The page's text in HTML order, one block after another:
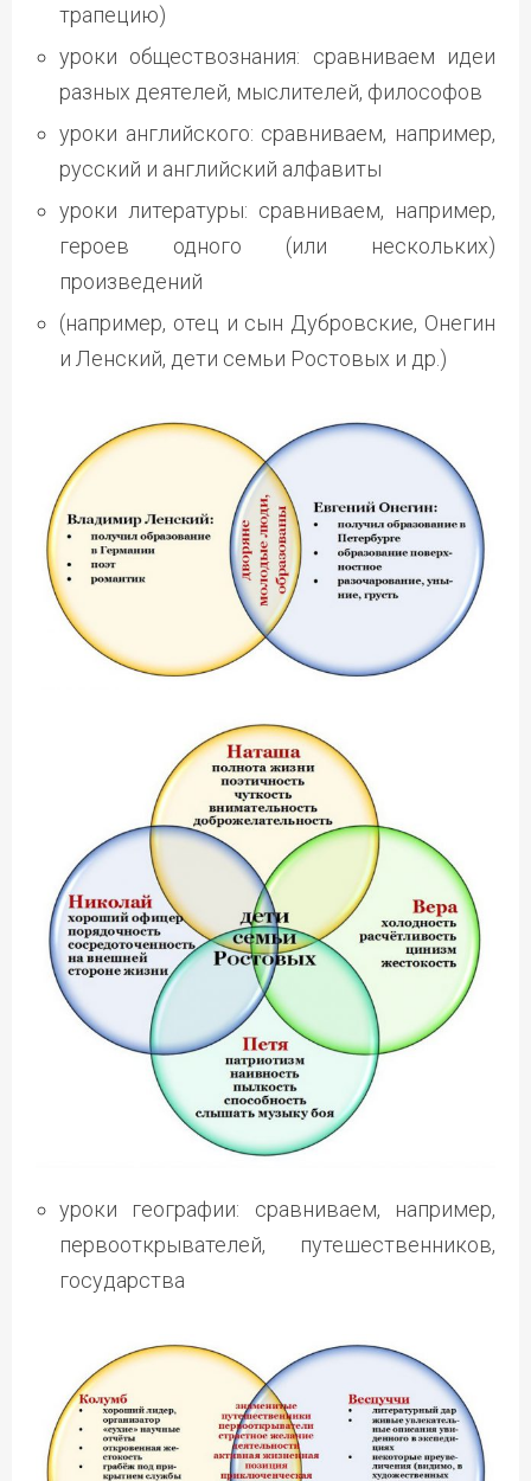
трапецию)
уроки обществознания: сравниваем идеи
разных деятелей, мыслителей, философов
уроки английского: сравниваем, например,
русский и английский алфавиты
уроки литературы: сравниваем, например,
героев одного (или нескольких)
произведений
(например, отец и сын Дубровские, Онегин
и Ленский, дети семьи Ростовых и др.)
уроки географии: сравниваем, например,
первооткрывателей, путешественников,
государства